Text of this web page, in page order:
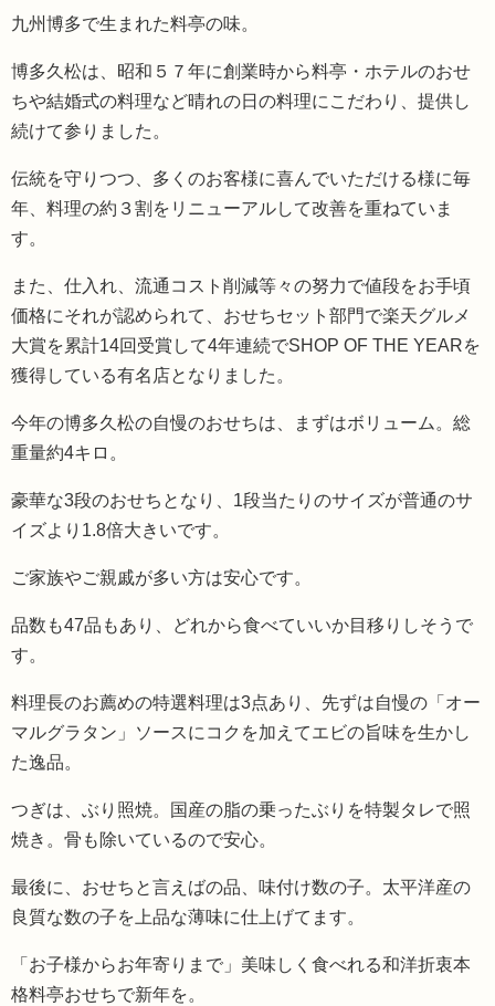
九州博多で生まれた料亭の味。
博多久松は、昭和５７年に創業時から料亭・ホテルのおせ
ちや結婚式の料理など晴れの日の料理にこだわり、提供し
続けて参りました。
伝統を守りつつ、多くのお客様に喜んでいただける様に毎
年、料理の約３割をリニューアルして改善を重ねていま
す。
また、仕入れ、流通コスト削減等々の努力で値段をお手頃
価格にそれが認められて、おせちセット部門で楽天グルメ
大賞を累計14回受賞して4年連続でSHOP OF THE YEARを
獲得している有名店となりました。
今年の博多久松の自慢のおせちは、まずはボリューム。総
重量約4キロ。
豪華な3段のおせちとなり、1段当たりのサイズが普通のサ
イズより1.8倍大きいです。
ご家族やご親戚が多い方は安心です。
品数も47品もあり、どれから食べていいか目移りしそうで
す。
料理長のお薦めの特選料理は3点あり、先ずは自慢の「オー
マルグラタン」ソースにコクを加えてエビの旨味を生かし
た逸品。
つぎは、ぶり照焼。国産の脂の乗ったぶりを特製タレで照
焼き。骨も除いているので安心。
最後に、おせちと言えばの品、味付け数の子。太平洋産の
良質な数の子を上品な薄味に仕上げてます。
「お子様からお年寄りまで」美味しく食べれる和洋折衷本
格料亭おせちで新年を。